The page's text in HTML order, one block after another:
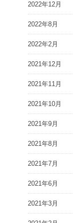
2022年12月
2022年8月
2022年2月
2021年12月
2021年11月
2021年10月
2021年9月
2021年8月
2021年7月
2021年6月
2021年3月